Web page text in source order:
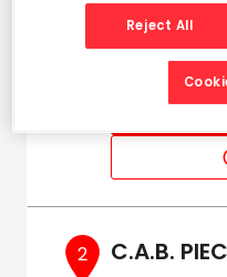
10 Rue
19360
Fermé
2 C.A.B.
Reject All